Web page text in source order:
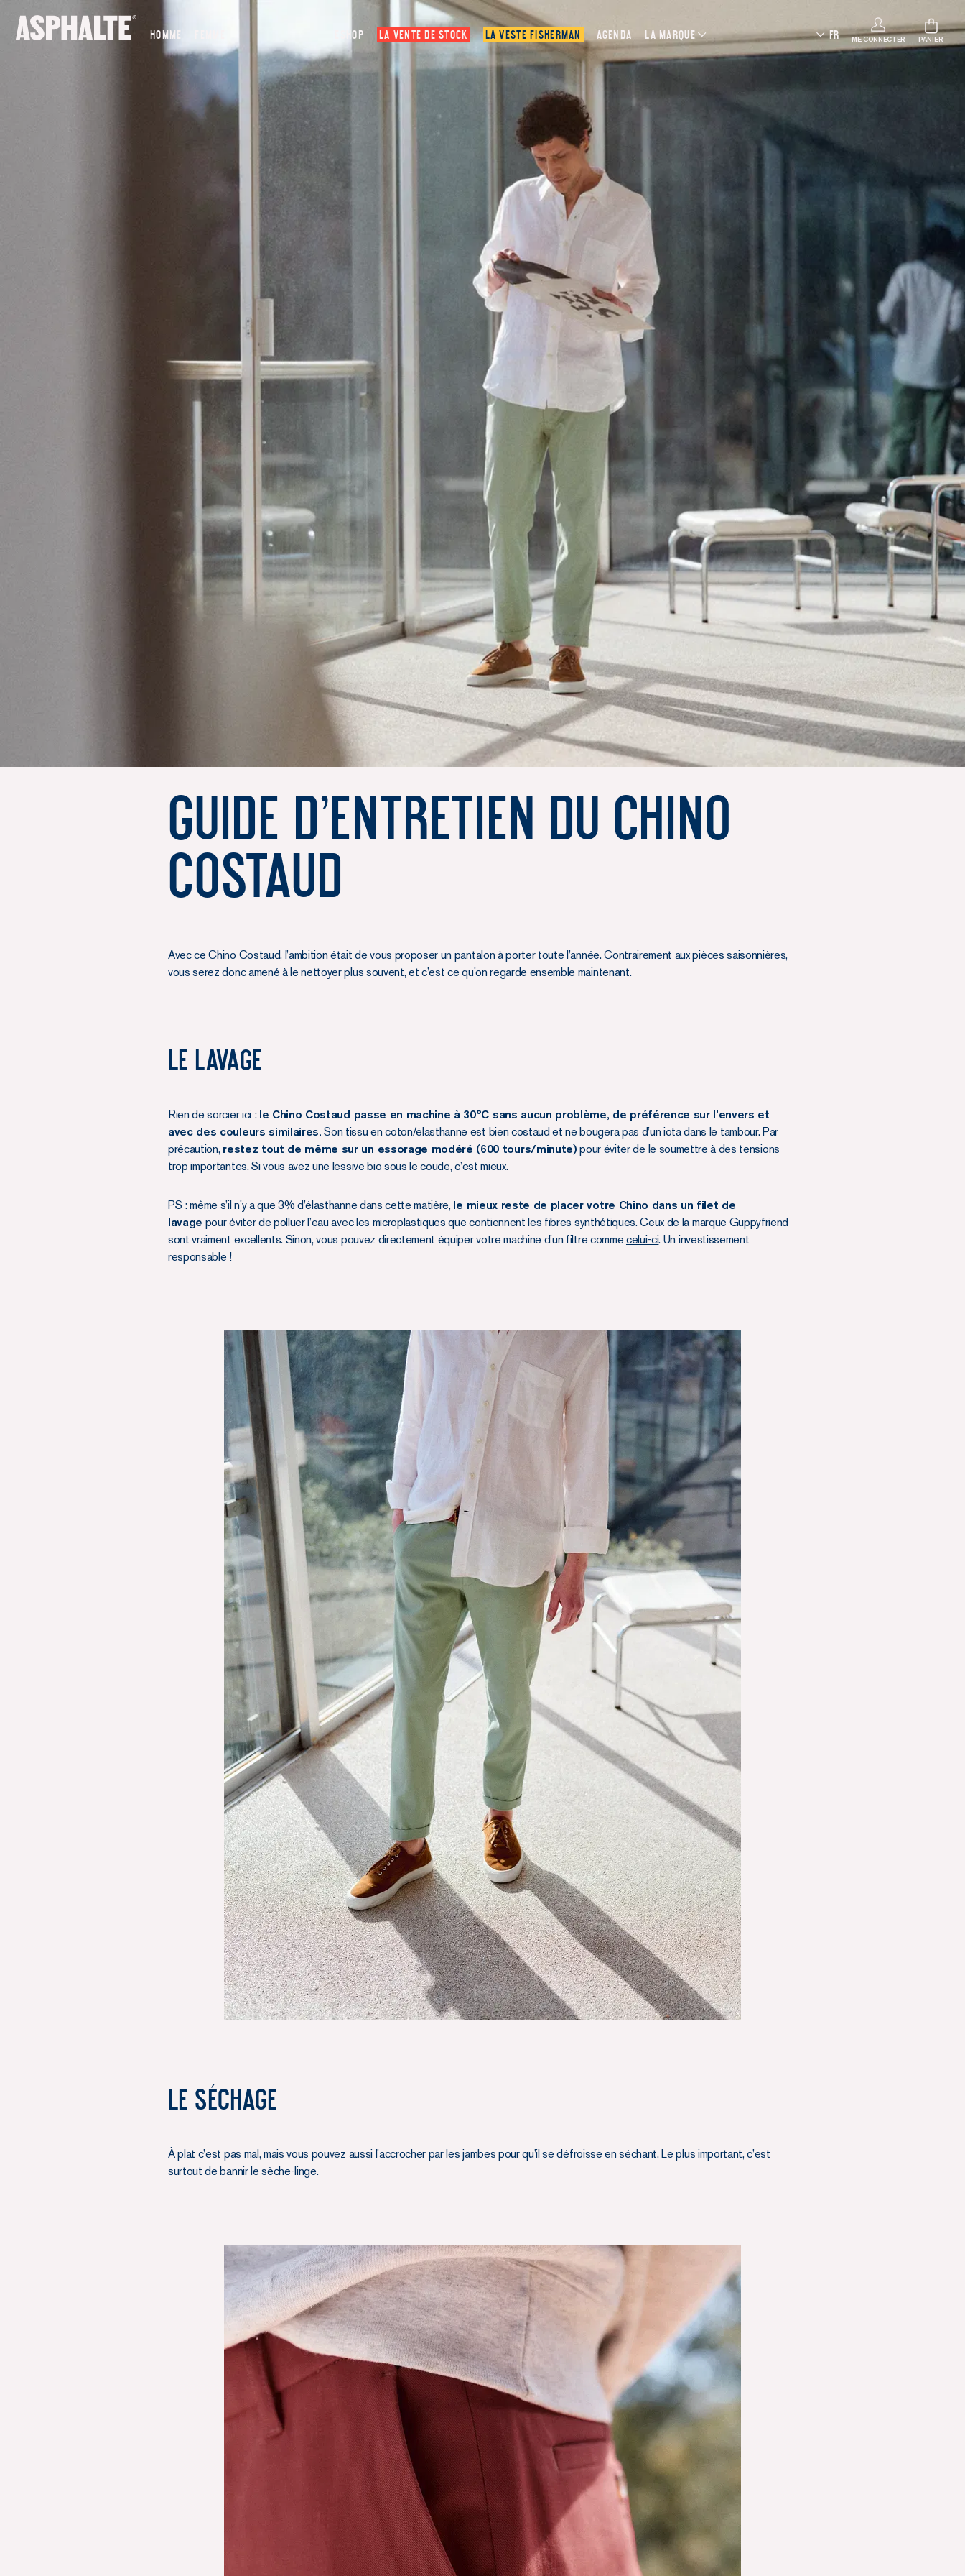
HOMME ESHOP LA VENTE DE STOCK LA VESTE FISHERMAN AGENDA LA MARQUE
NOTRE MISSION
FR ME CONNECTER PANIER
Guide d'entretien du Chino
Costaud
Avec ce Chino Costaud, l’ambition était de vous proposer un pantalon à porter toute l’année. Contrairement aux pièces saisonnières,
vous serez donc amené à le nettoyer plus souvent, et c’est ce qu’on regarde ensemble maintenant.
Le lavage
Rien de sorcier ici : le Chino Costaud passe en machine à 30°C sans aucun problème, de préférence sur l’envers et
avec des couleurs similaires. Son tissu en coton/élasthanne est bien costaud et ne bougera pas d’un iota dans le tambour. Par
précaution, restez tout de même sur un essorage modéré (600 tours/minute) pour éviter de le soumettre à des tensions
trop importantes. Si vous avez une lessive bio sous le coude, c’est mieux.
PS : même s’il n’y a que 3% d’élasthanne dans cette matière, le mieux reste de placer votre Chino dans un filet de
lavage pour éviter de polluer l’eau avec les microplastiques que contiennent les fibres synthétiques. Ceux de la marque Guppyfriend
sont vraiment excellents. Sinon, vous pouvez directement équiper votre machine d’un filtre comme celui-ci. Un investissement
responsable !
Le séchage
À plat c’est pas mal, mais vous pouvez aussi l’accrocher par les jambes pour qu’il se défroisse en séchant. Le plus important, c’est
surtout de bannir le sèche-linge.